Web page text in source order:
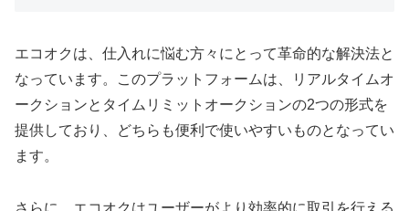
エコオクは、仕入れに悩む方々にとって革命的な解決法と
なっています。このプラットフォームは、リアルタイムオ
ークションとタイムリミットオークションの2つの形式を
提供しており、どちらも便利で使いやすいものとなってい
ます。
さらに、エコオクはユーザーがより効率的に取引を行える